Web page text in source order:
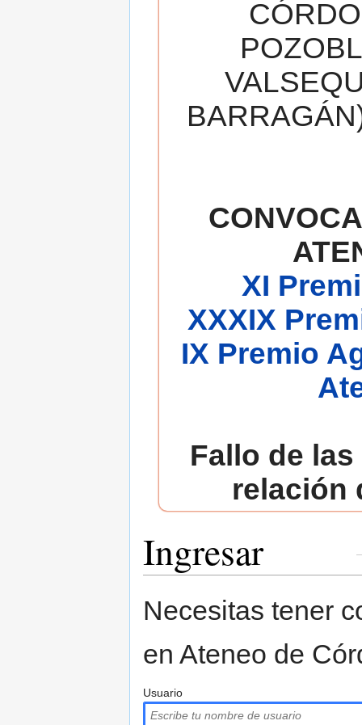
XI
XXXIX
IX Premio
Fallo de
relación
Ingresar
Necesitas tener
en Ateneo de
Usuario